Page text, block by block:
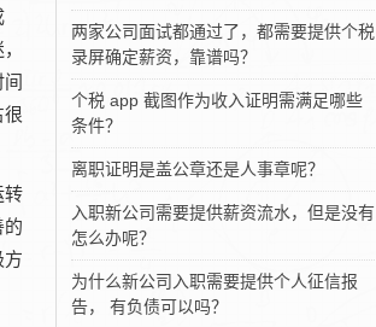
很
转
的
方
两家公司面试都通过了，都需要提供个税
录屏确定薪资，靠谱吗？
个税 app 截图作为收入证明需满足哪些
条件？
离职证明是盖公章还是人事章呢？
入职新公司需要提供薪资流水，但是没有
怎么办呢？
为什么新公司入职需要提供个人征信报
告， 有负债可以吗？